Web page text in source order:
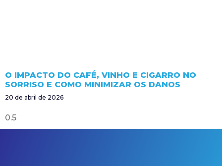
O IMPACTO DO CAFÉ, VINHO E CIGARRO NO
SORRISO E COMO MINIMIZAR OS DANOS
20 de abril de 2026